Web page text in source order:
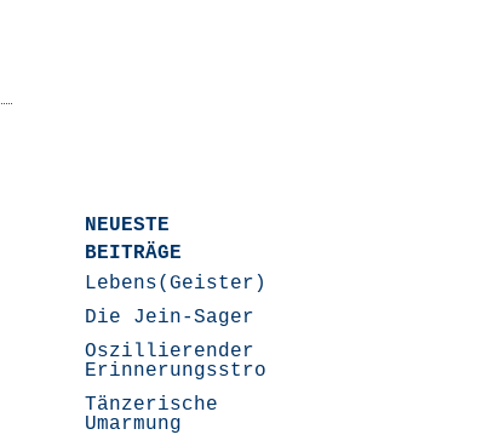
NEUESTE
BEITRÄGE
Lebens(Geister)Geschichten
Die Jein-Sager
Oszillierender
Erinnerungsstrom
Tänzerische
Umarmung